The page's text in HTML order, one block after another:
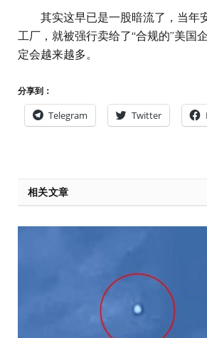
其实这早已是一股暗流了，当年
工厂，就被强行卖给了“合规的”美国
定会越来越多。
分享到：
Telegram Twitter
相关文章